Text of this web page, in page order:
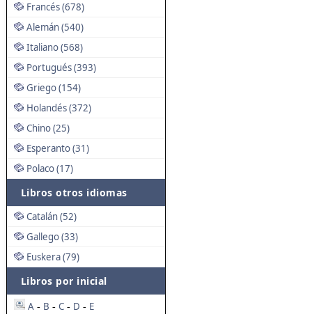
Francés (678)
Alemán (540)
Italiano (568)
Portugués (393)
Griego (154)
Holandés (372)
Chino (25)
Esperanto (31)
Polaco (17)
Libros otros idiomas
Catalán (52)
Gallego (33)
Euskera (79)
Libros por inicial
A - B - C - D - E